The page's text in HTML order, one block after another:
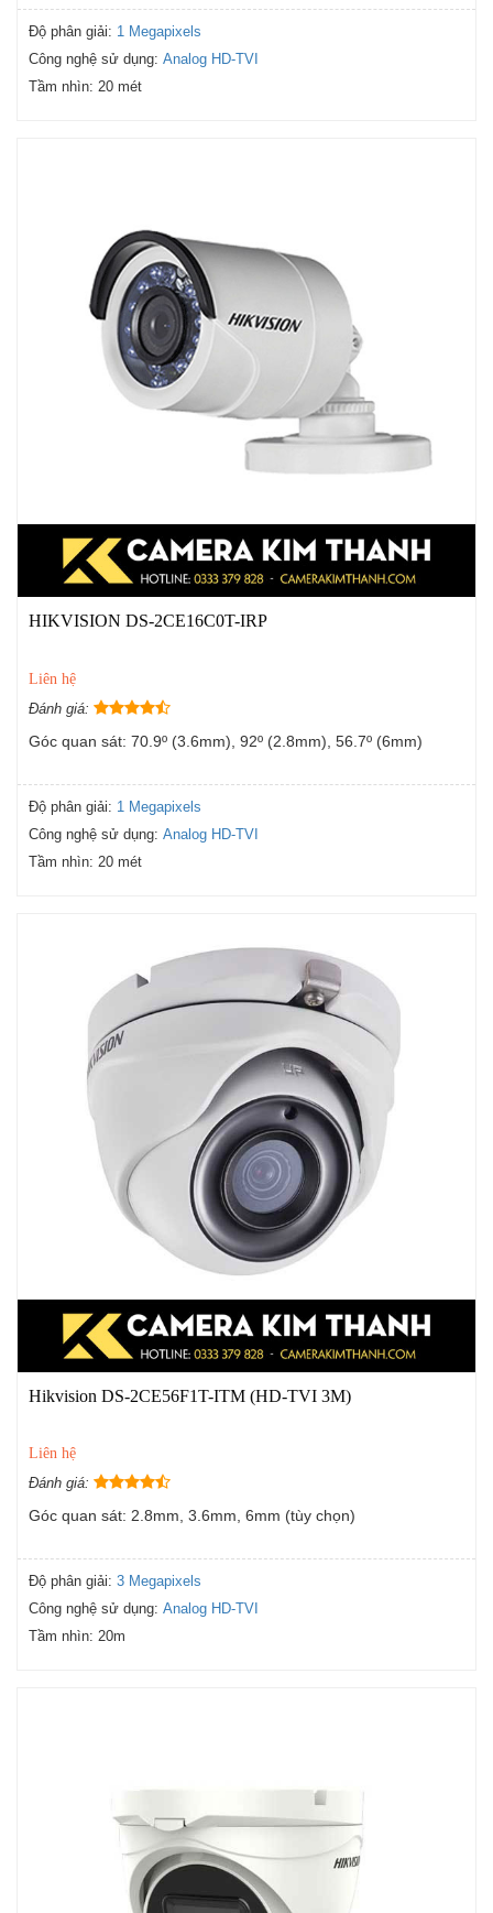
Độ phân giải: 1 Megapixels
Công nghệ sử dụng: Analog HD-TVI
Tầm nhìn: 20 mét
HIKVISION DS-2CE16C0T-IRP
Liên hệ
Đánh giá:
Góc quan sát: 70.9º (3.6mm), 92º (2.8mm), 56.7º (6mm)
Độ phân giải: 1 Megapixels
Công nghệ sử dụng: Analog HD-TVI
Tầm nhìn: 20 mét
Hikvision DS-2CE56F1T-ITM (HD-TVI 3M)
Liên hệ
Đánh giá:
Góc quan sát: 2.8mm, 3.6mm, 6mm (tùy chọn)
Độ phân giải: 3 Megapixels
Công nghệ sử dụng: Analog HD-TVI
Tầm nhìn: 20m